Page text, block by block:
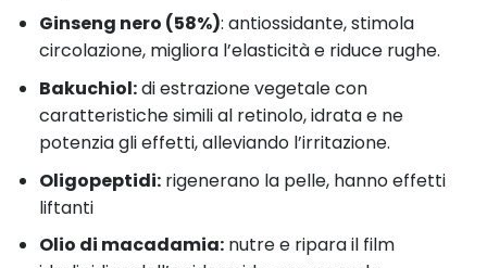
Ginseng nero (58%): antiossidante, stimola
circolazione, migliora l’elasticità e riduce rughe.
Bakuchiol:di estrazione vegetale con
caratteristiche simili al retinolo, idrata e ne
potenzia gli effetti, alleviando l’irritazione.
Oligopeptidi:rigenerano la pelle, hanno effetti
liftanti
Olio di macadamia:nutre e ripara il film